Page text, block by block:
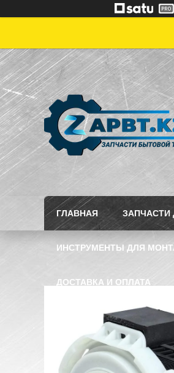
ГЛАВНАЯ ЗАПЧАСТИ
ИНСТРУМЕНТЫ ДЛЯ
ДОСТАВКА И ОПЛАТА